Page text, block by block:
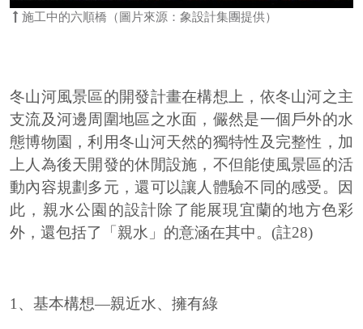
施工中的六順橋（圖片來源：象設計集團提供）
冬山河風景區的開發計畫在構想上，依冬山河之主
支流及河邊周圍地區之水面，儼然是一個戶外的水
態博物園，利用冬山河天然的獨特性及完整性，加
上人為後天開發的休閒設施，不但能使風景區的活
動內容規劃多元，還可以讓人體驗不同的感受。因
此，親水公園的設計除了能展現宜蘭的地方色彩
外，還包括了「親水」的意涵在其中。(註28)
1、基本構想—親近水、擁有綠